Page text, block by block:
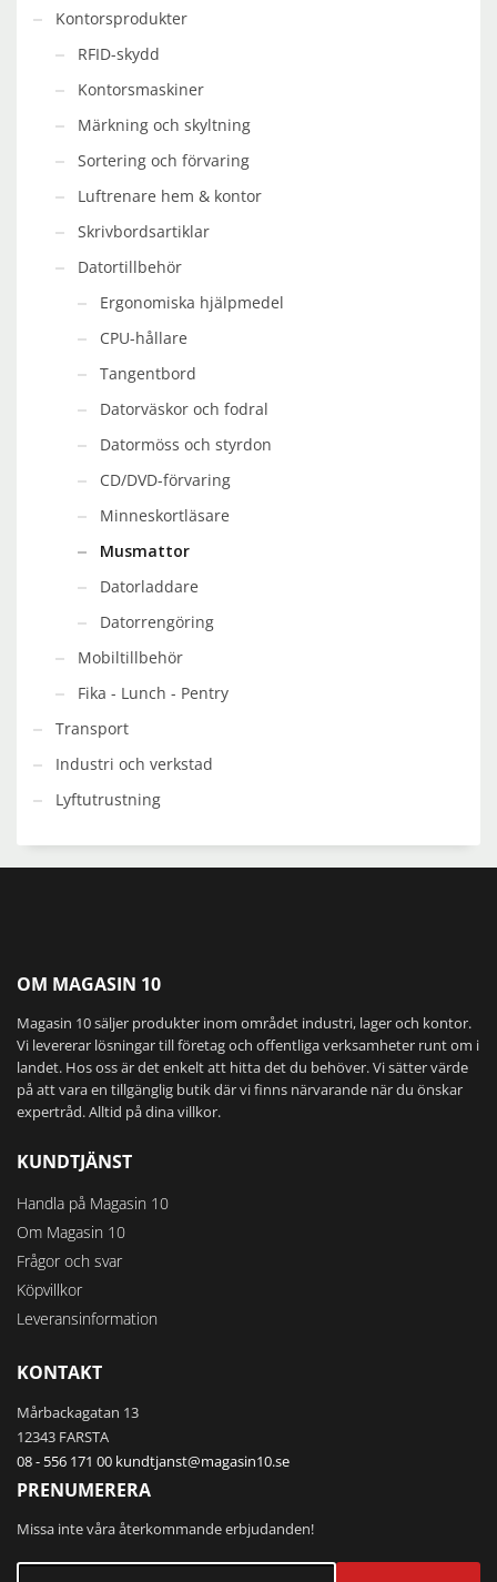
Kontorsprodukter
RFID-skydd
Kontorsmaskiner
Märkning och skyltning
Sortering och förvaring
Luftrenare hem & kontor
Skrivbordsartiklar
Datortillbehör
Ergonomiska hjälpmedel
CPU-hållare
Tangentbord
Datorväskor och fodral
Datormöss och styrdon
CD/DVD-förvaring
Minneskortläsare
Musmattor
Datorladdare
Datorrengöring
Mobiltillbehör
Fika - Lunch - Pentry
Transport
Industri och verkstad
Lyftutrustning
OM MAGASIN 10
Magasin 10 säljer produkter inom området industri, lager och kontor.
Vi levererar lösningar till företag och offentliga verksamheter runt om i
landet. Hos oss är det enkelt att hitta det du behöver. Vi sätter värde
på att vara en tillgänglig butik där vi finns närvarande när du önskar
expertråd. Alltid på dina villkor.
KUNDTJÄNST
Handla på Magasin 10
Om Magasin 10
Frågor och svar
Köpvillkor
Leveransinformation
KONTAKT
Mårbackagatan 13
12343 FARSTA
08 - 556 171 00 kundtjanst@magasin10.se
PRENUMERERA
Missa inte våra återkommande erbjudanden!